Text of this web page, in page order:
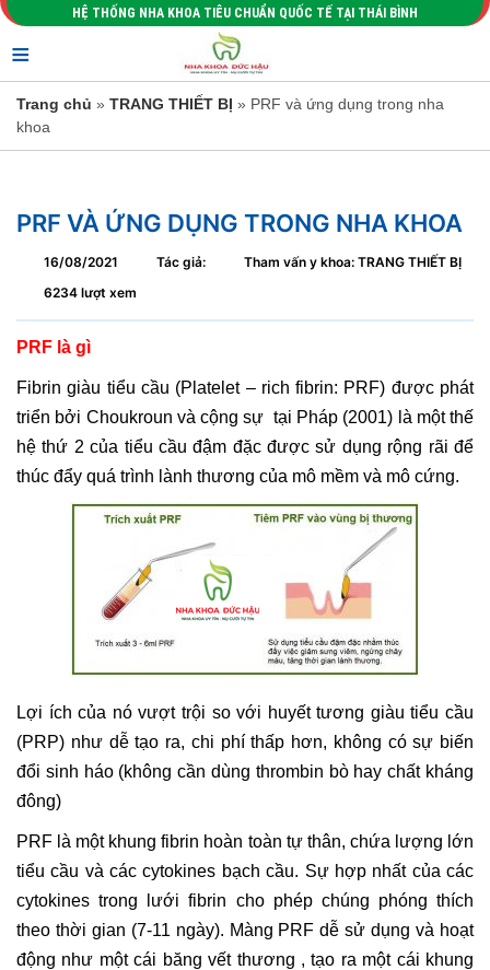
HỆ THỐNG NHA KHOA TIÊU CHUẨN QUỐC TẾ TẠI THÁI BÌNH
≡
Trang chủ » TRANG THIẾT BỊ » PRF và ứng dụng trong nha
khoa
PRF VÀ ỨNG DỤNG TRONG NHA KHOA
16/08/2021 Tác giả:
Tham vấn y khoa: TRANG THIẾT BỊ
6234 lượt xem
PRF là gì
Fibrin giàu tiểu cầu (Platelet – rich fibrin: PRF) được phát
triển bởi Choukroun và cộng sự tại Pháp (2001) là một thế
hệ thứ 2 của tiểu cầu đậm đặc được sử dụng rộng rãi để
thúc đẩy quá trình lành thương của mô mềm và mô cứng.
Lợi ích của nó vượt trội so với huyết tương giàu tiểu cầu
(PRP) như dễ tạo ra, chi phí thấp hơn, không có sự biến
đổi sinh háo (không cần dùng thrombin bò hay chất kháng
đông)
PRF là một khung fibrin hoàn toàn tự thân, chứa lượng lớn
tiểu cầu và các cytokines bạch cầu. Sự hợp nhất của các
cytokines trong lưới fibrin cho phép chúng phóng thích
theo thời gian (7-11 ngày). Màng PRF dễ sử dụng và hoạt
động như một cái băng vết thương , tạo ra một cái khung